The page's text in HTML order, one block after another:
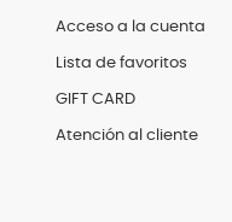
Acceso a la cuenta
Lista de favoritos
GIFT CARD
Atención al cliente